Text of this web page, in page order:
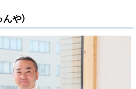
や）